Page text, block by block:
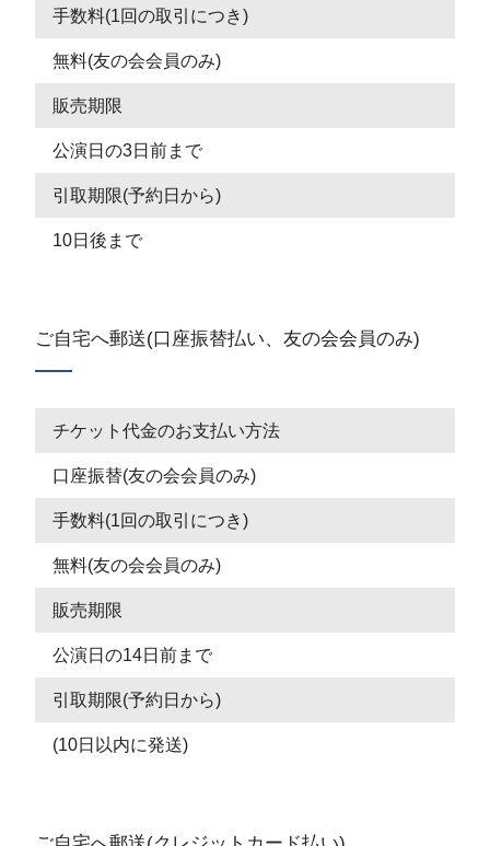
手数料(1回の取引につき)
無料(友の会会員のみ)
販売期限
公演日の3日前まで
引取期限(予約日から)
10日後まで
ご自宅へ郵送(口座振替払い、友の会会員のみ)
チケット代金のお支払い方法
口座振替(友の会会員のみ)
手数料(1回の取引につき)
無料(友の会会員のみ)
販売期限
公演日の14日前まで
引取期限(予約日から)
(10日以内に発送)